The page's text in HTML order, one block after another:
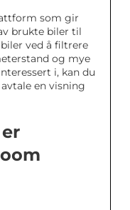
som gir
brukte biler til
ved å filtrere
og mye
i, kan du
en visning